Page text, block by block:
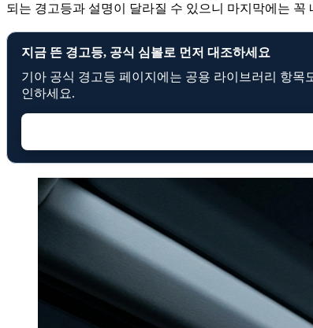
되는 경고등과 설명이 달라질 수 있으니 마지막에는 꼭
지금 뜬 경고등, 공식 심볼로 먼저 대조하세요
기아 공식 경고등 페이지에는 공용 라이브러리 항
인하세요.